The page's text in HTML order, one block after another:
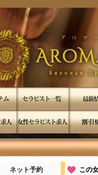
ネット予約 この